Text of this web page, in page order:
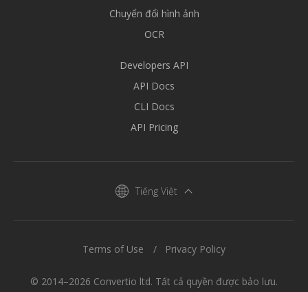
Chuyển đổi hình ảnh
OCR
Developers API
API Docs
CLI Docs
API Pricing
Tiếng Việt
© 2014–2026 Convertio ltd. Tất cả quyền được bảo lưu.
Terms of Use Privacy Policy